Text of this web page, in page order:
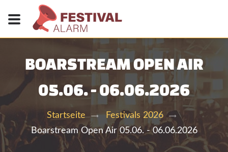
BOARSTREAM OPEN AIR
05.06. - 06.06.2026
Startseite
Festivals 2026
Boarstream Open Air 05.06. - 06.06.2026